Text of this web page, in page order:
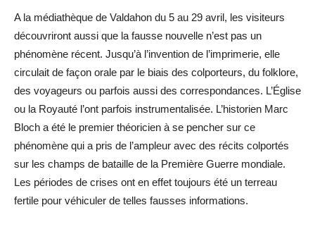
A la médiathèque de Valdahon du 5 au 29 avril, les visiteurs
découvriront aussi que la fausse nouvelle n’est pas un
phénomène récent. Jusqu’à l’invention de l’imprimerie, elle
circulait de façon orale par le biais des colporteurs, du folklore,
des voyageurs ou parfois aussi des correspondances. L’Église
ou la Royauté l’ont parfois instrumentalisée. L’historien Marc
Bloch a été le premier théoricien à se pencher sur ce
phénomène qui a pris de l’ampleur avec des récits colportés
sur les champs de bataille de la Première Guerre mondiale.
Les périodes de crises ont en effet toujours été un terreau
fertile pour véhiculer de telles fausses informations.